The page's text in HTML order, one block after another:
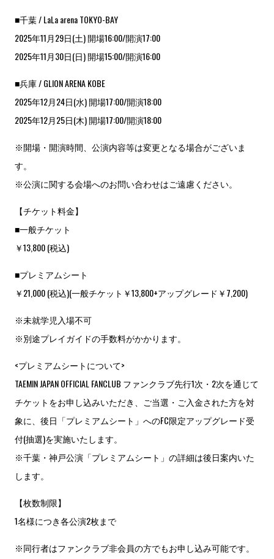
■千葉 / LaLa arena TOKYO-BAY
2025年11月29日(土) 開場16:00/開演17:00
2025年11月30日(日) 開場15:00/開演16:00
■兵庫 / GLION ARENA KOBE
2025年12月24日(水) 開場17:00/開演18:00
2025年12月25日(木) 開場17:00/開演18:00
※開場・開演時間、公演内容等は変更となる場合がございま
す。
※公演に関する会場へのお問い合わせはご遠慮ください。
【チケット料金】
■一般チケット
￥13,800 (税込)
■プレミアムシート
￥21,000 (税込)(一般チケット￥13,800+アップグレード￥7,200)
※未就学児入場不可
※別途プレイガイドの手数料がかかります。
<プレミアムシートについて>
TAEMIN JAPAN OFFICIAL FANCLUB ファンクラブ先行1次・2次を通じて
チケットをお申し込みいただき、ご当選・ご入金された方を対
象に、後日「プレミアムシート」へのFC限定アップグレード受
付(抽選)を実施いたします。
※千葉・神戸公演「プレミアムシート」の詳細は後日案内いた
します。
【枚数制限】
1名様につき各公演2枚まで
※同行者はファンクラブ非会員の方でもお申し込み可能です。